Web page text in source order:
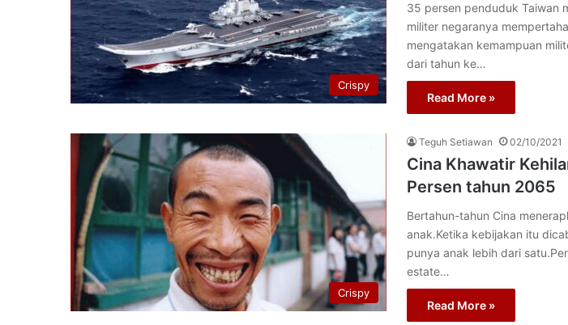
Crispy
35 persen penduduk Taiwan
militer negaranya
mengatakan kemampuan
dari tahun ke…
Read More »
Crispy
Teguh Setiawan 02/10/2021
Cina Khawatir
Persen tahun 2065
Bertahun-tahun Cina
anak.Ketika kebijakan itu
punya anak lebih dari
estate…
Read More »